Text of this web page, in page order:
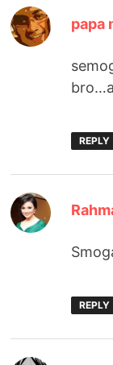
papa
REPLY
REPLY